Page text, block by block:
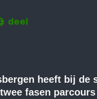
deel
heeft bij de
fasen